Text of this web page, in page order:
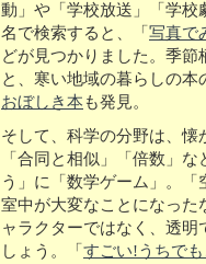
動」や「学校放送」「学校
名で検索すると、「 写真で
どが見つかりました。季
と、寒い地域の暮らしの本
おぼしき本 も発見。
そして、科学の分野は、
「合同と相似」「倍数」
う」に「数学ゲーム」。
室中が大変なことになった
ャラクターではなく、透
しょう。「 すごい!うちで